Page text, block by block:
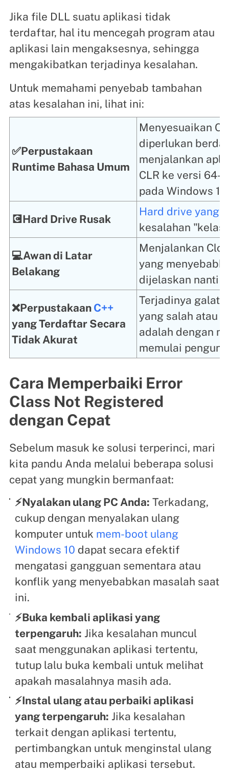
Jika file DLL suatu aplikasi tidak
terdaftar, hal itu mencegah program atau
aplikasi lain mengaksesnya, sehingga
mengakibatkan terjadinya kesalahan.
Untuk memahami penyebab tambahan
atas kesalahan ini, lihat ini:
✅Perpustakaan
Runtime Bahasa Umum
Menyesuaikan
diperlukan
menjalankan
CLR ke versi 64-
pada Windows
💽Hard Drive Rusak
Hard drive yang
kesalahan
💻Awan di Latar
Belakang
Menjalankan
yang
dijelaskan nanti
❌Perpustakaan C++
yang Terdaftar Secara
Tidak Akurat
Terjadinya galat
yang salah atau
adalah dengan
memulai
Cara Memperbaiki Error
Class Not Registered
dengan Cepat
Sebelum masuk ke solusi terperinci, mari
kita pandu Anda melalui beberapa solusi
cepat yang mungkin bermanfaat:
⚡Nyalakan ulang PC Anda: Terkadang,
cukup dengan menyalakan ulang
komputer untuk mem-boot ulang
Windows 10 dapat secara efektif
mengatasi gangguan sementara atau
konflik yang menyebabkan masalah saat
ini.
⚡Buka kembali aplikasi yang
terpengaruh: Jika kesalahan muncul
saat menggunakan aplikasi tertentu,
tutup lalu buka kembali untuk melihat
apakah masalahnya masih ada.
⚡Instal ulang atau perbaiki aplikasi
yang terpengaruh: Jika kesalahan
terkait dengan aplikasi tertentu,
pertimbangkan untuk menginstal ulang
atau memperbaiki aplikasi tersebut.